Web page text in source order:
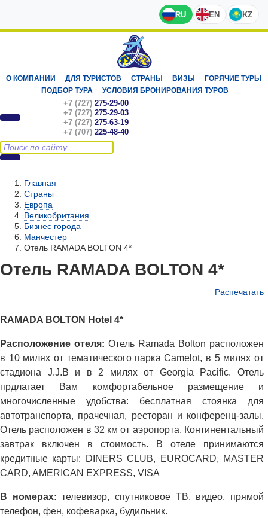
RU EN KZ
О КОМПАНИИ ДЛЯ ТУРИСТОВ СТРАНЫ ВИЗЫ
ГОРЯЧИЕ ТУРЫ
ПОДБОР ТУРА
УСЛОВИЯ БРОНИРОВАНИЯ ТУРОВ
+7 (727) 275-29-00
+7 (727) 275-29-03
+7 (727) 275-63-19
+7 (707) 225-48-40
Главная
Страны
Европа
Великобритания
Бизнес города
Манчестер
Отель RAMADA BOLTON 4*
Отель RAMADA BOLTON 4*
Распечатать
RAMADA BOLTON Hotel 4*
Расположение отеля: Отель Ramada Bolton расположен
в 10 милях от тематического парка Camelot, в 5 милях от
стадиона J.J.B и в 2 милях от Georgia Pacific. Отель
прдлагает Вам комфортабельное размещение и
многочисленные удобства: бесплатная стоянка для
автотранспорта, прачечная, ресторан и конференц-залы.
Отель расположен в 32 км от аэропорта. Континентальный
завтрак включен в стоимость. В отеле принимаются
кредитные карты: DINERS CLUB, EUROCARD, MASTER
CARD, AMERICAN EXPRESS, VISA
В номерах: телевизор, спутниковое ТВ, видео, прямой
телефон, фен, кофеварка, будильник.